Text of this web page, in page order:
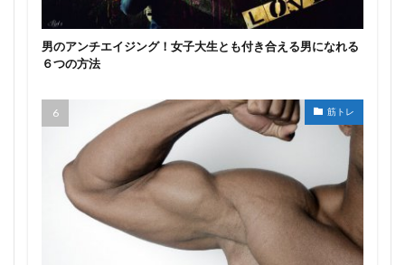
男のアンチエイジング！女子大生とも付き合える男になれる
６つの方法
筋トレ